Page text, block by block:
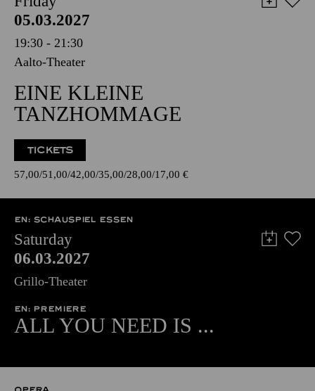
05.03.2027
19:30 - 21:30
Aalto-Theater
EINE KLEINE
TANZHOMMAGE
TICKETS
57,00 51,00 42,00 35,00 28,00 17,00 €
EN: SCHAUSPIEL ESSEN
Saturday
06.03.2027
Grillo-Theater
EN: PREMIERE
ALL YOU NEED IS ...